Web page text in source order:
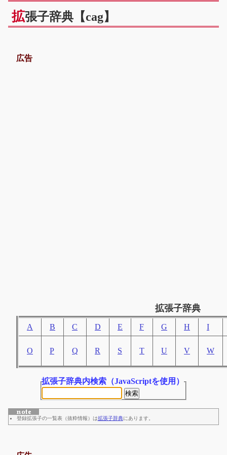
拡張子辞典【cag】
広告
拡張子辞典
A B C D E F G H I
O P Q R S T U V W
拡張子辞典内検索 （JavaScriptを使用）
登録拡張子の一覧表（抜粋情報）は拡張子辞典にあります。